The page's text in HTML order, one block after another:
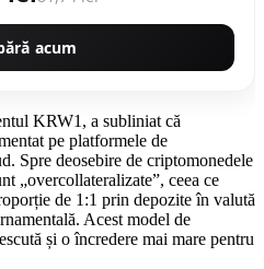
acum
KRW1, a subliniat că
pe platformele de
Spre deosebire de criptomonedele
„overcollateralizate”, ceea ce
de 1:1 prin depozite în valută
Acest model de
și o încredere mai mare pentru